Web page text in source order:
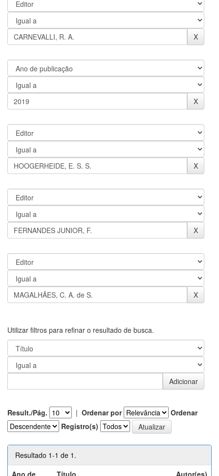
Utilizar filtros para refinar o resultado de busca.
Result./Pág. | Ordenar por
Ordenar
Registro(s)
Resultado 1-1 de 1.
Ano de
Título Autor(es)